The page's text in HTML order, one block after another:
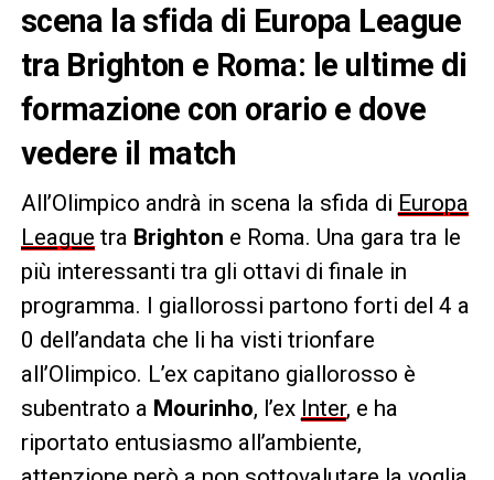
scena la sfida di Europa League
tra Brighton e Roma: le ultime di
formazione con orario e dove
vedere il match
All’Olimpico andrà in scena la sfida di Europa
League tra Brighton e Roma. Una gara tra le
più interessanti tra gli ottavi di finale in
programma. I giallorossi partono forti del 4 a
0 dell’andata che li ha visti trionfare
all’Olimpico. L’ex capitano giallorosso è
subentrato a Mourinho, l’ex Inter, e ha
riportato entusiasmo all’ambiente,